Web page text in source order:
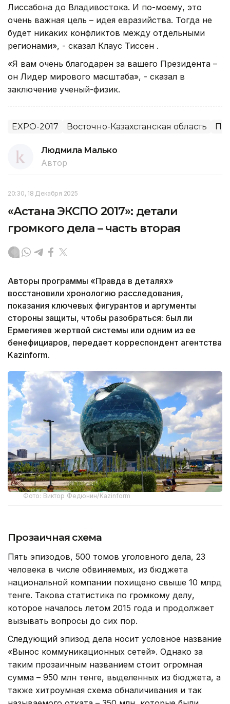
Лиссабона до Владивостока. И по-моему, это
очень важная цель – идея евразийства. Тогда не
будет никаких конфликтов между отдельными
регионами», - сказал Клаус Тиссен .
«Я вам очень благодарен за вашего Президента –
он Лидер мирового масштаба», - сказал в
заключение ученый-физик.
EXPO-2017 Восточно-Казахстанская область
Людмила Малько
Автор
20:30, 18 Декабря 2025
«Астана ЭКСПО 2017»: детали
громкого дела – часть вторая
Авторы программы «Правда в деталях»
восстановили хронологию расследования,
показания ключевых фигурантов и аргументы
стороны защиты, чтобы разобраться: был ли
Ермегияев жертвой системы или одним из ее
бенефициаров, передает корреспондент агентства
Kazinform.
Фото: Виктор Федюнин/Kazinform
Прозаичная схема
Пять эпизодов, 500 томов уголовного дела, 23
человека в числе обвиняемых, из бюджета
национальной компании похищено свыше 10 млрд
тенге. Такова статистика по громкому делу,
которое началось летом 2015 года и продолжает
вызывать вопросы до сих пор.
Следующий эпизод дела носит условное название
«Вынос коммуникационных сетей». Однако за
таким прозаичным названием стоит огромная
сумма – 950 млн тенге, выделенных из бюджета, а
также хитроумная схема обналичивания и так